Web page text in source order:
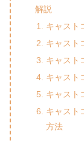
解説
キャスト
キャスト
キャスト
キャスト
キャスト
キャスト
方法